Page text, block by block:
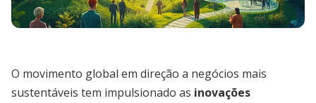
O movimento global em direção a negócios mais
sustentáveis tem impulsionado as inovações